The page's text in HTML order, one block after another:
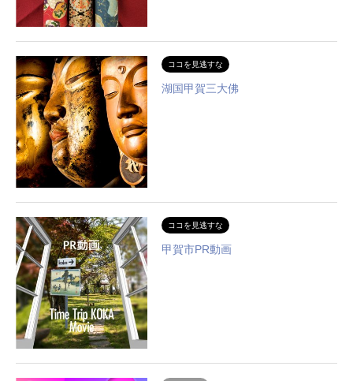
ココを見逃すな
湖国甲賀三大佛
ココを見逃すな
甲賀市PR動画